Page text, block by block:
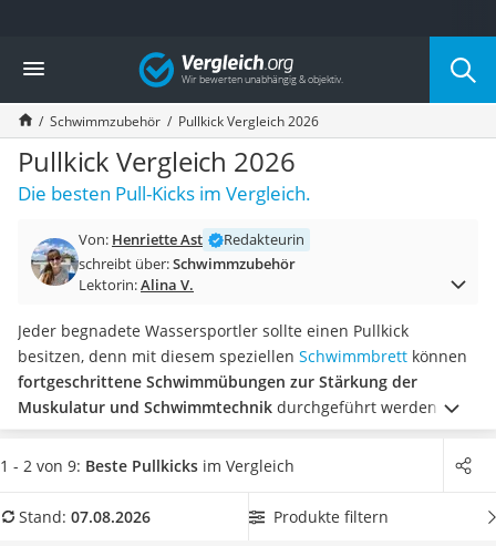
Die beliebtesten Vergleiche nach Kategorie
Freizeit & Sport
Gartentrampolin
Trampolin
Metalldetektor
Eufab-Fahrradträger
Trampolin 366 cm
Aluminium-Koffer
Futterboot
E-Bike-Dreirad
Trekkingschuhe Herren
Reisetasche mit Rollen
Klimmzugstation
Koffer
Nachtsichtgerät
Handgepäck-Koffer
Vergleich
Schwimmzubehör Pullkick Vergleich 2026
Pullkick Vergleich 2026
Die besten Pull-Kicks im Vergleich.
Von: Henriette Ast
Redakteurin
schreibt über:Schwimmzubehör
Lektorin:Alina V.
Jeder begnadete Wassersportler sollte einen Pullkick
besitzen, denn mit diesem speziellen Schwimmbrett können
fortgeschrittene Schwimmübungen zur Stärkung der
Muskulatur und Schwimmtechnik durchgeführt werden. Laut
verschiedenen Tests im Internet profitieren vor allem Profis
vom Training mit Pullkicks. Sie schwimmen regelmäßig und
dem Sie Ihre Beinmuskulatur stärken können? Dann wählen
1 - 2 von 9: Beste Pullkicks im Vergleich
Stand: 07.08.2026 Produkte filtern